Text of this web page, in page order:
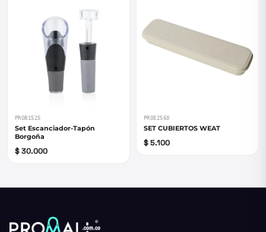
PROB1525
Set Escanciador-Tapón
Borgoña
$ 30.000
PROE2560
SET CUBIERTOS WEAT
$ 5.100